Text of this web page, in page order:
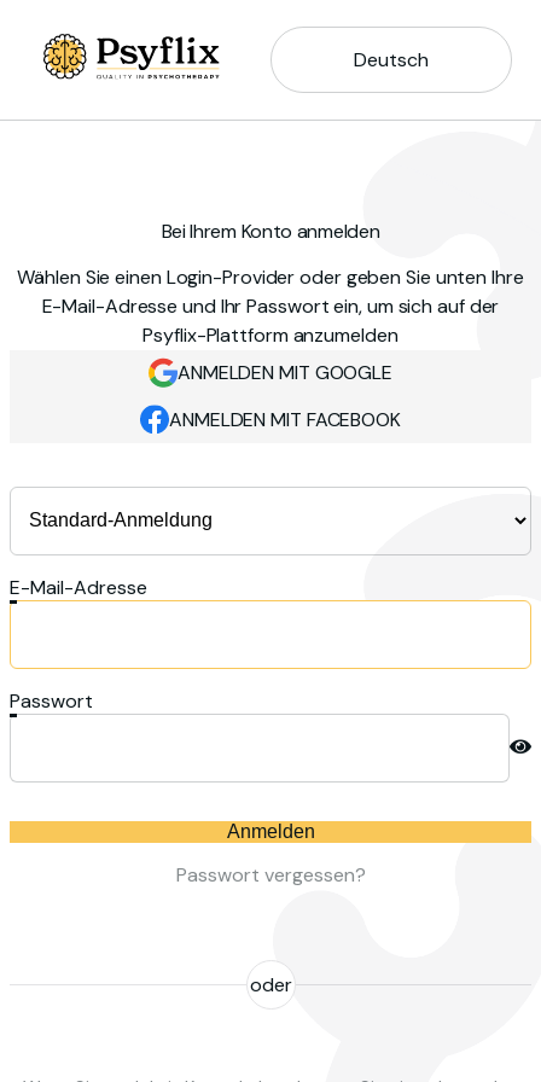
Deutsch
Bei Ihrem Konto anmelden
Wählen Sie einen Login-Provider oder geben Sie unten Ihre
E-Mail-Adresse und Ihr Passwort ein, um sich auf der
Psyflix-Plattform anzumelden
ANMELDEN MIT GOOGLE
ANMELDEN MIT FACEBOOK
E-Mail-Adresse
Passwort
Anmelden
Passwort vergessen?
oder